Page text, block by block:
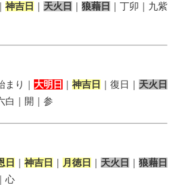
神吉日 天火日 狼藉日
｜丁卯｜九紫
り｜ 大明日 神吉日 ｜復日｜ 天火日
白｜開｜参
日 神吉日 月徳日 天火日
狼藉日
心